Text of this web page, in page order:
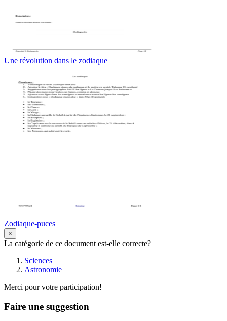
Une révolution dans le zodiaque
Zodiaque-puces
×
La catégorie de ce document est-elle correcte?
Sciences
Astronomie
Merci pour votre participation!
Faire une suggestion